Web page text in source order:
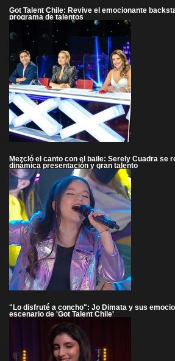
Got Talent Chile: Revive el emocionante
programa de talentos
Mezcló el canto con el baile: Serely Cuadra se
dinámica presentación y gran talento
"Lo disfruté a concho": Jo Dimata y sus
escenario de 'Got Talent Chile'